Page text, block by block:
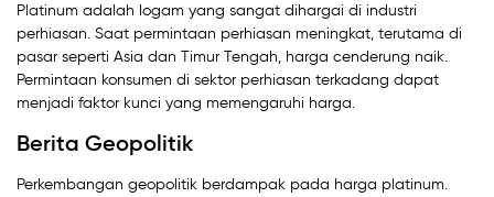
Platinum adalah logam yang sangat dihargai di industri
perhiasan. Saat permintaan perhiasan meningkat, terutama di
pasar seperti Asia dan Timur Tengah, harga cenderung naik.
Permintaan konsumen di sektor perhiasan terkadang dapat
menjadi faktor kunci yang memengaruhi harga.
Berita Geopolitik
Perkembangan geopolitik berdampak pada harga platinum.